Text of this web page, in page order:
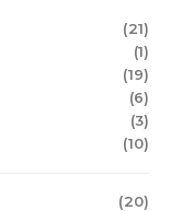
(21)
(1)
(19)
(6)
(3)
(10)
(20)